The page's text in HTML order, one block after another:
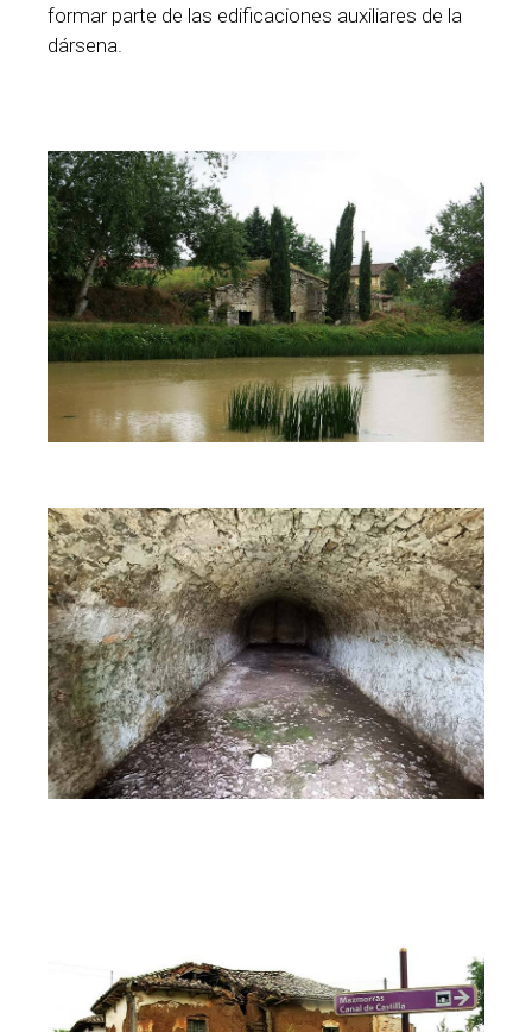
formar parte de las edificaciones auxiliares de la
dársena.